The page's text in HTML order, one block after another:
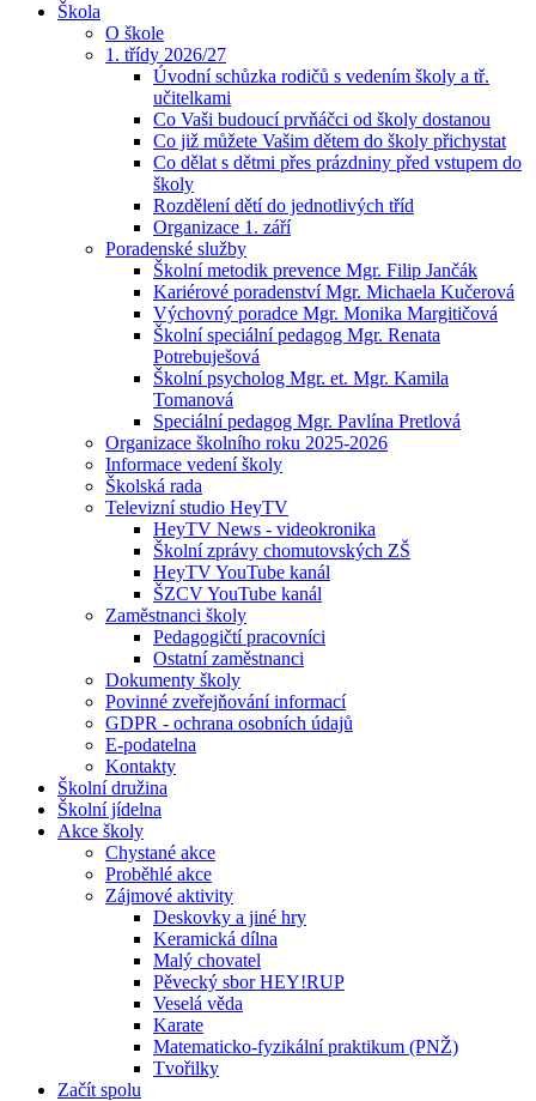
Škola
O škole
1. třídy 2026/27
Úvodní schůzka rodičů s vedením školy a tř.
učitelkami
Co Vaši budoucí prvňáčci od školy dostanou
Co již můžete Vašim dětem do školy přichystat
Co dělat s dětmi přes prázdniny před vstupem do
školy
Rozdělení dětí do jednotlivých tříd
Organizace 1. září
Poradenské služby
Školní metodik prevence Mgr. Filip Jančák
Kariérové poradenství Mgr. Michaela Kučerová
Výchovný poradce Mgr. Monika Margitičová
Školní speciální pedagog Mgr. Renata
Potrebuješová
Školní psycholog Mgr. et. Mgr. Kamila
Tomanová
Speciální pedagog Mgr. Pavlína Pretlová
Organizace školního roku 2025-2026
Informace vedení školy
Školská rada
Televizní studio HeyTV
HeyTV News - videokronika
Školní zprávy chomutovských ZŠ
HeyTV YouTube kanál
ŠZCV YouTube kanál
Zaměstnanci školy
Pedagogičtí pracovníci
Ostatní zaměstnanci
Dokumenty školy
Povinné zveřejňování informací
GDPR - ochrana osobních údajů
E-podatelna
Kontakty
Školní družina
Školní jídelna
Akce školy
Chystané akce
Proběhlé akce
Zájmové aktivity
Deskovky a jiné hry
Keramická dílna
Malý chovatel
Pěvecký sbor HEY!RUP
Veselá věda
Karate
Matematicko-fyzikální praktikum (PNŽ)
Tvořilky
Začít spolu